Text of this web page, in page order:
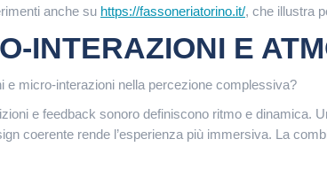
anche su https://fassoneriatorino.it/, che illustra
INTERAZIONI E
e micro-interazioni nella percezione complessiva?
e feedback sonoro definiscono ritmo e dinamica.
coerente rende l’esperienza più immersiva. La